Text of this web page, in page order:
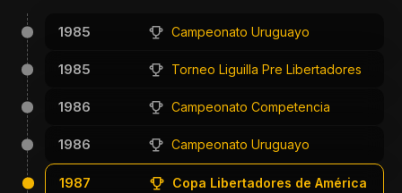
1985 Campeonato Uruguayo
1985 Torneo Liguilla Pre Libertadores
1986 Campeonato Competencia
1986 Campeonato Uruguayo
1987 Copa Libertadores de América